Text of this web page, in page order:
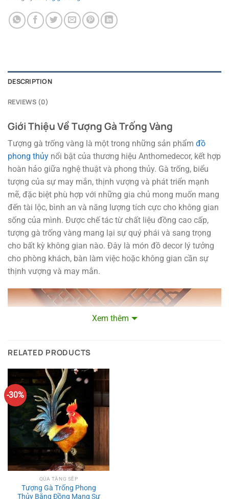
DESCRIPTION
REVIEWS (0)
Giới Thiệu Về Tượng Gà Trống Vàng
Tượng gà trống vàng là một trong những sản phẩm đồ
phong thủy nổi bật của thương hiệu Anthomedecor, kết hợp
hoàn hảo giữa nghệ thuật và phong thủy. Gà trống, biểu
tượng của sự may mắn, thịnh vượng và phát triển mạnh
mẽ, đặc biệt phù hợp với những gia chủ mong muốn mang
đến tài lộc, bình an và năng lượng tích cực cho không gian
sống của mình. Được chế tác từ chất liệu đồng cao cấp,
tượng gà trống vàng mang lại sự quý phái và sang trọng
cho bất kỳ không gian nào. Đây là món đồ decor lý tưởng
cho phòng khách, bàn làm việc hoặc không gian cần sự
thịnh vượng và may mắn.
Xem thêm
RELATED PRODUCTS
-30%
QÙA TẶNG SẾP
Tượng Gà Trống Phong
Thủy Bằng Đồng Mang Sự